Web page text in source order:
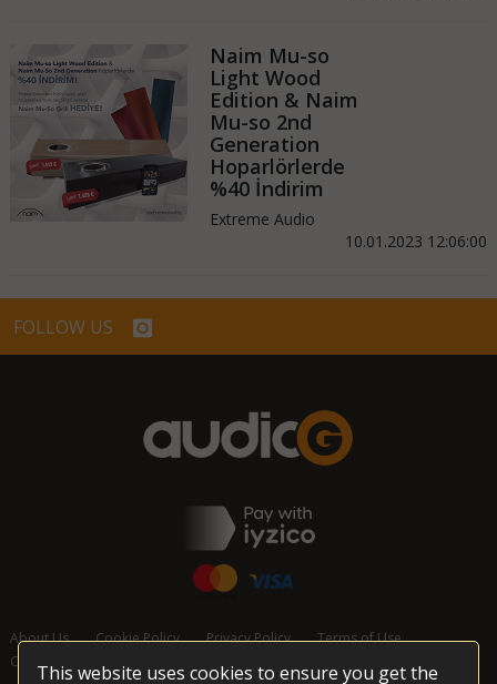
This website uses cookies to ensure you get the
Naim Mu-so
Light Wood
Edition & Naim
Mu-so 2nd
Generation
Hoparlörlerde
%40 İndirim
Extreme Audio
10.01.2023 12:06:00
FOLLOW US
About Us Cookie Policy Privacy Policy
Terms of Use
Cancellation and Refund Policy